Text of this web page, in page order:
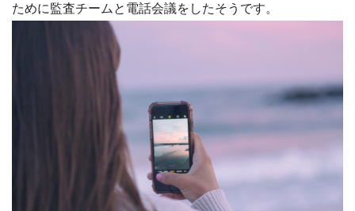
ために監査チームと電話会議をしたそうです。